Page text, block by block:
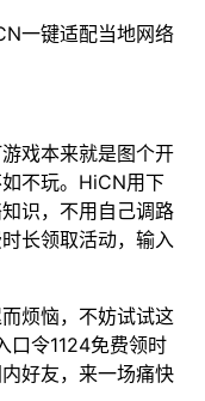
一键适配当地网络
戏本来就是图个开
不玩。HiCN用下
识，不用自己调路
长领取活动，输入
烦恼，不妨试试这
口令1124免费领时
好友，来一场痛快